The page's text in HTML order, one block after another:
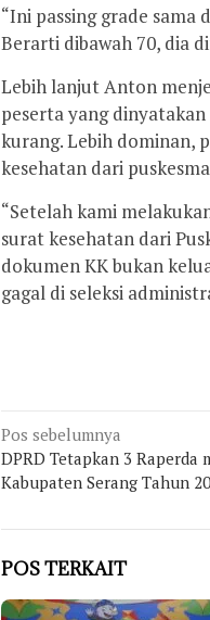
“Ini passing grade sama
Berarti dibawah 70, dia
Lebih lanjut Anton
peserta yang
kurang. Lebih dominan,
kesehatan dari
“Setelah kami
surat kesehatan dari
dokumen KK bukan
gagal di seleksi
Navigasi
pos
Pos sebelumnya
DPRD Tetapkan 3 Raperda
Kabupaten Serang Tahun
POS TERKAIT